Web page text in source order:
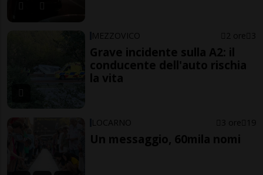
MEZZOVICO 2 ore 3
Grave incidente sulla A2: il
conducente dell'auto rischia
la vita
LOCARNO 3 ore 19
Un messaggio, 60mila nomi